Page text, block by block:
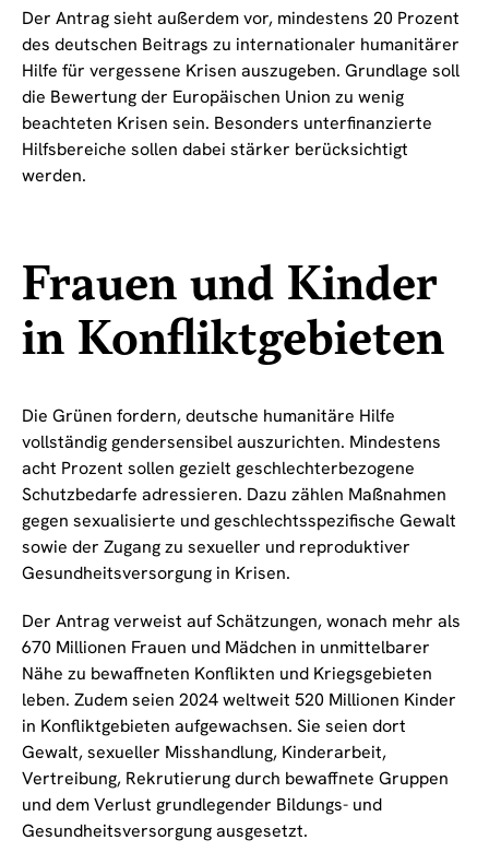
Der Antrag sieht außerdem vor, mindestens 20 Prozent
des deutschen Beitrags zu internationaler humanitärer
Hilfe für vergessene Krisen auszugeben. Grundlage soll
die Bewertung der Europäischen Union zu wenig
beachteten Krisen sein. Besonders unterfinanzierte
Hilfsbereiche sollen dabei stärker berücksichtigt
werden.
Frauen und Kinder
in Konfliktgebieten
Die Grünen fordern, deutsche humanitäre Hilfe
vollständig gendersensibel auszurichten. Mindestens
acht Prozent sollen gezielt geschlechterbezogene
Schutzbedarfe adressieren. Dazu zählen Maßnahmen
gegen sexualisierte und geschlechtsspezifische Gewalt
sowie der Zugang zu sexueller und reproduktiver
Gesundheitsversorgung in Krisen.
Der Antrag verweist auf Schätzungen, wonach mehr als
670 Millionen Frauen und Mädchen in unmittelbarer
Nähe zu bewaffneten Konflikten und Kriegsgebieten
leben. Zudem seien 2024 weltweit 520 Millionen Kinder
in Konfliktgebieten aufgewachsen. Sie seien dort
Gewalt, sexueller Misshandlung, Kinderarbeit,
Vertreibung, Rekrutierung durch bewaffnete Gruppen
und dem Verlust grundlegender Bildungs- und
Gesundheitsversorgung ausgesetzt.